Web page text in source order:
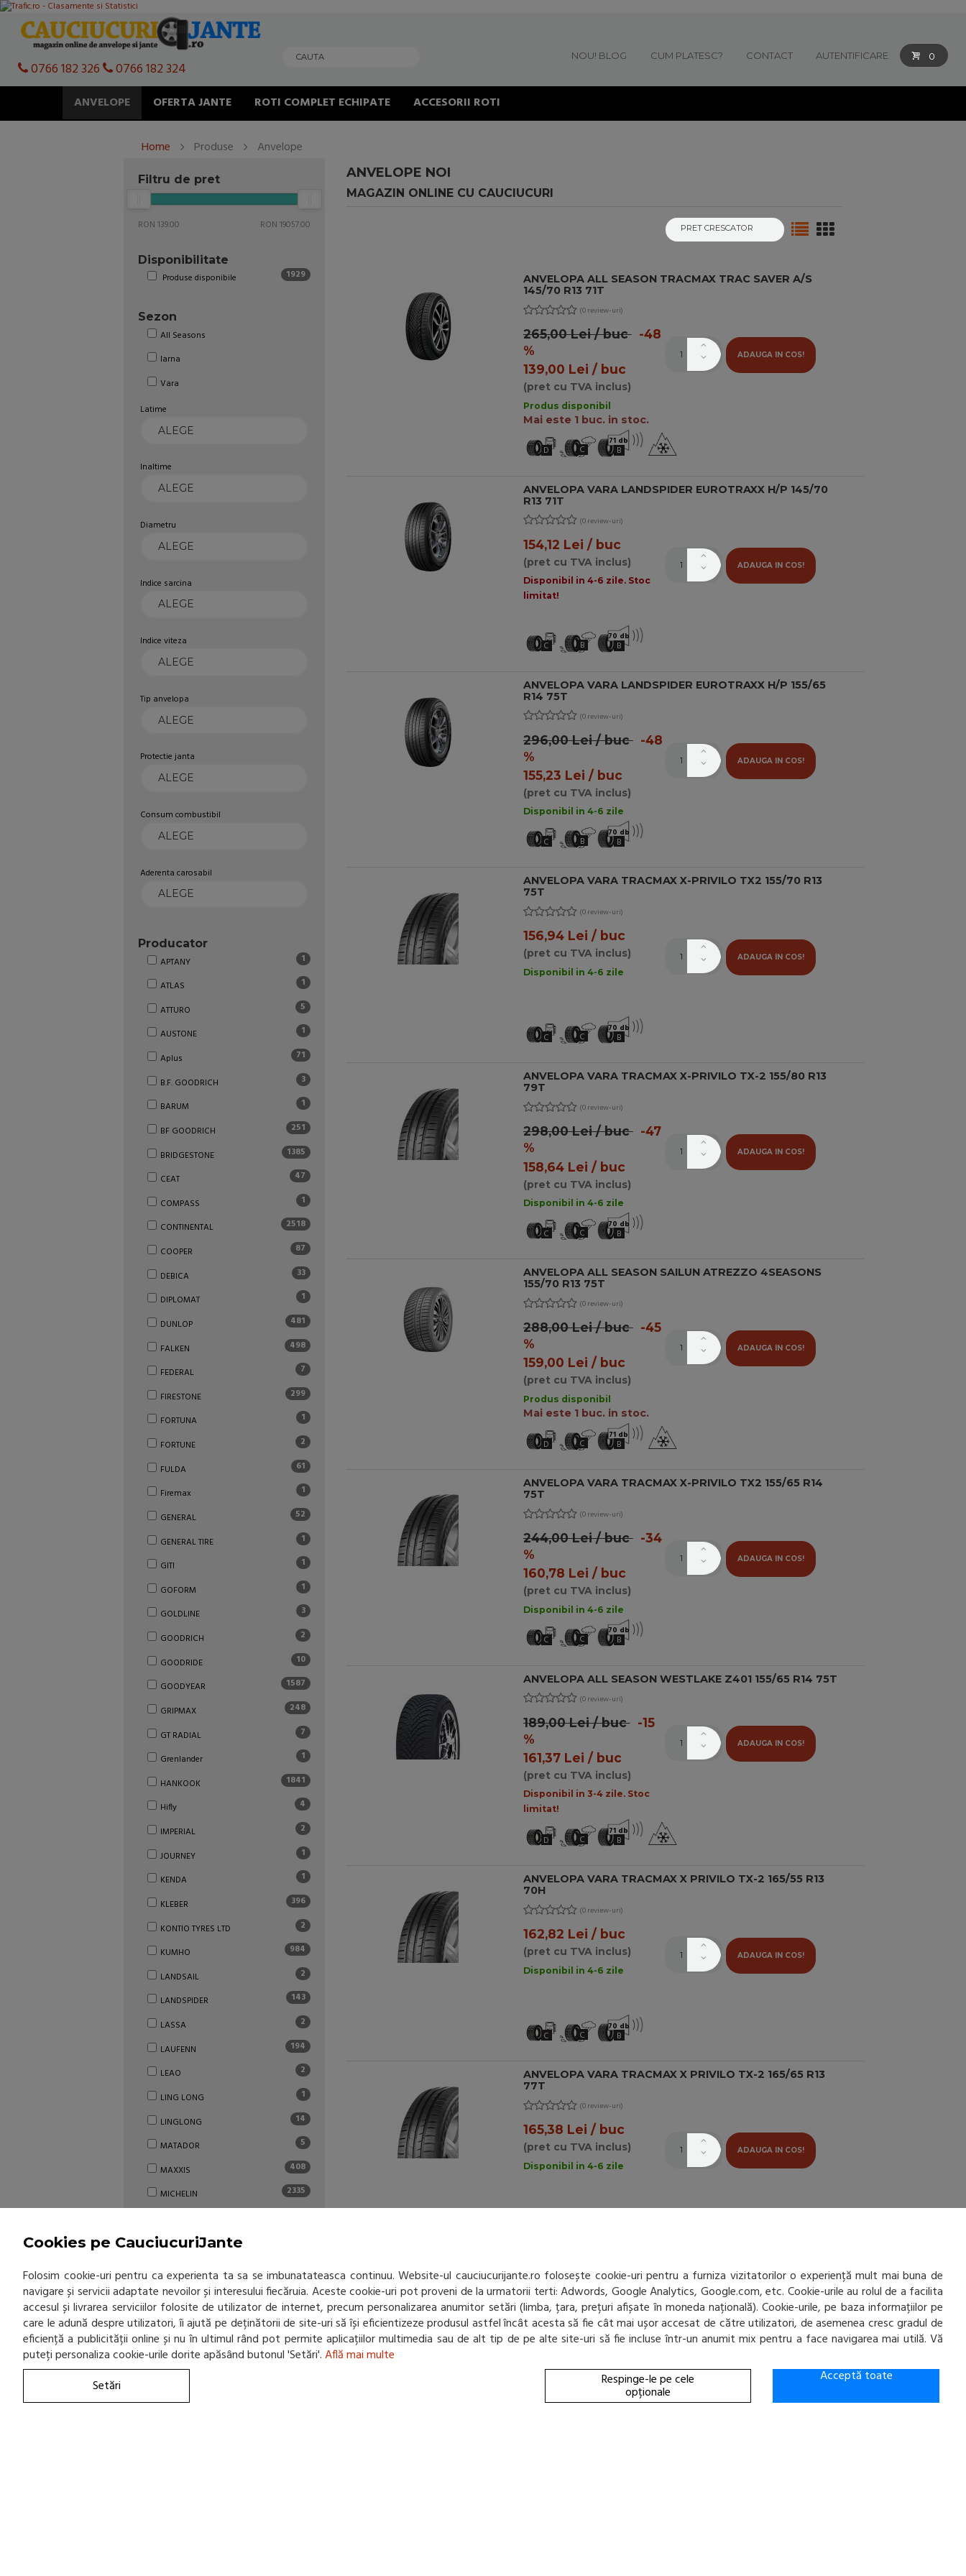
Cookies pe CauciucuriJante
Folosim cookie-uri pentru ca experienta ta sa se imbunatateasca continuu. Website-ul cauciucurijante.ro folosește cookie-uri pentru a furniza vizitatorilor o experiență mult mai buna de
navigare și servicii adaptate nevoilor și interesului fiecăruia. Aceste cookie-uri pot proveni de la urmatorii terti: Adwords, Google Analytics, Google.com, etc. Cookie-urile au rolul de a facilita
accesul și livrarea serviciilor folosite de utilizator de internet, precum personalizarea anumitor setări (limba, țara, prețuri afișate în moneda națională). Cookie-urile, pe baza informațiilor pe
care le adună despre utilizatori, îi ajută pe deținătorii de site-uri să își eficientizeze produsul astfel încât acesta să fie cât mai ușor accesat de către utilizatori, de asemenea cresc gradul de
eficiență a publicității online și nu în ultimul rând pot permite aplicațiilor multimedia sau de alt tip de pe alte site-uri să fie incluse într-un anumit mix pentru a face navigarea mai utilă. Vă
puteți personaliza cookie-urile dorite apăsând butonul 'Setări'.Află mai multe
Setări
Respinge-le pe cele
opționale
Acceptă toate
0766 182 326 0766 182 324
NOU! BLOG CUM PLATESC? CONTACT 0
AUTENTIFICARE
ANVELOPE OFERTA JANTE ROTI COMPLET ECHIPATE ACCESORII ROTI
Home Produse Anvelope
Filtru de pret
RON 139.00 RON 19057.00
Disponibilitate
Produse disponibile 1929
Sezon
All Seasons
Iarna
Vara
Latime
Inaltime
Diametru
Indice sarcina
Indice viteza
Tip anvelopa
Protectie janta
Consum combustibil
Aderenta carosabil
Producator
APTANY
1
ATLAS
1
ATTURO
5
AUSTONE
1
Aplus
71
B.F. GOODRICH
3
BARUM
1
BF GOODRICH
251
BRIDGESTONE
1385
CEAT
47
COMPASS
1
CONTINENTAL
2518
COOPER
87
DEBICA
33
DIPLOMAT
1
DUNLOP
481
FALKEN
498
FEDERAL
7
FIRESTONE
299
FORTUNA
1
FORTUNE
2
FULDA
61
Firemax
1
GENERAL
52
GENERAL TIRE
1
GITI
1
GOFORM
1
GOLDLINE
3
GOODRICH
2
GOODRIDE
10
GOODYEAR
1587
GRIPMAX
248
GT RADIAL
7
Grenlander
1
HANKOOK
1841
Hifly
4
IMPERIAL
2
JOURNEY
1
KENDA
1
KLEBER
396
KONTIO TYRES LTD
2
KUMHO
984
LANDSAIL
2
LANDSPIDER
143
LASSA
2
LAUFENN
194
LEAO
2
LING LONG
1
LINGLONG
14
MATADOR
5
MAXXIS
408
MICHELIN
2335
MIRAGE
NEXEN
853
NOKIAN
298
ORIUM
1
3
ANVELOPE NOI
MAGAZIN ONLINE CU CAUCIUCURI
ANVELOPA ALL SEASON TRACMAX TRAC SAVER A/S
145/70 R13 71T
(0 review-uri)
265,00 Lei / buc-48
%
139,00 Lei / buc
(pret cu TVA inclus)
Produs disponibil
Mai este 1 buc. in stoc.
ADAUGA IN COS!
D C
71 db
B
ANVELOPA VARA LANDSPIDER EUROTRAXX H/P 145/70
R13 71T
(0 review-uri)
154,12 Lei / buc
(pret cu TVA inclus)
Disponibil in 4-6 zile. Stoc
limitat!
ADAUGA IN COS!
C B
70 db
B
ANVELOPA VARA LANDSPIDER EUROTRAXX H/P 155/65
R14 75T
(0 review-uri)
296,00 Lei / buc-48
%
155,23 Lei / buc
(pret cu TVA inclus)
Disponibil in 4-6 zile
ADAUGA IN COS!
C B
70 db
B
ANVELOPA VARA TRACMAX X-PRIVILO TX2 155/70 R13
75T
(0 review-uri)
156,94 Lei / buc
(pret cu TVA inclus)
Disponibil in 4-6 zile
ADAUGA IN COS!
C C
70 db
B
ANVELOPA VARA TRACMAX X-PRIVILO TX-2 155/80 R13
79T
(0 review-uri)
298,00 Lei / buc-47
%
158,64 Lei / buc
(pret cu TVA inclus)
Disponibil in 4-6 zile
ADAUGA IN COS!
C C
70 db
B
ANVELOPA ALL SEASON SAILUN ATREZZO 4SEASONS
155/70 R13 75T
(0 review-uri)
288,00 Lei / buc-45
%
159,00 Lei / buc
(pret cu TVA inclus)
Produs disponibil
Mai este 1 buc. in stoc.
ADAUGA IN COS!
D C
71 db
B
ANVELOPA VARA TRACMAX X-PRIVILO TX2 155/65 R14
75T
(0 review-uri)
244,00 Lei / buc-34
%
160,78 Lei / buc
(pret cu TVA inclus)
Disponibil in 4-6 zile
ADAUGA IN COS!
C C
70 db
B
ANVELOPA ALL SEASON WESTLAKE Z401 155/65 R14 75T
(0 review-uri)
189,00 Lei / buc-15
%
161,37 Lei / buc
(pret cu TVA inclus)
Disponibil in 3-4 zile. Stoc
limitat!
ADAUGA IN COS!
D C
71 db
B
ANVELOPA VARA TRACMAX X PRIVILO TX-2 165/55 R13
70H
(0 review-uri)
162,82 Lei / buc
(pret cu TVA inclus)
Disponibil in 4-6 zile
ADAUGA IN COS!
C C
70 db
B
ANVELOPA VARA TRACMAX X PRIVILO TX-2 165/65 R13
77T
(0 review-uri)
165,38 Lei / buc
(pret cu TVA inclus)
Disponibil in 4-6 zile
ADAUGA IN COS!
ANVELOPA VARA TRACMAX X PRIVILO TX2 165/60 R14
75H
(0 review-uri)
166,07 Lei / buc
(pret cu TVA inclus) ADAUGA IN COS!